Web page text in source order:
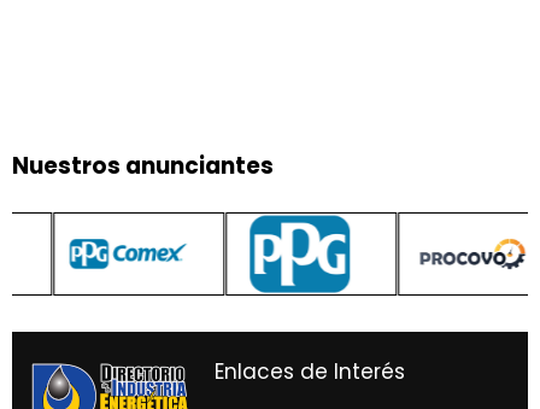
Nuestros anunciantes
Enlaces de Interés